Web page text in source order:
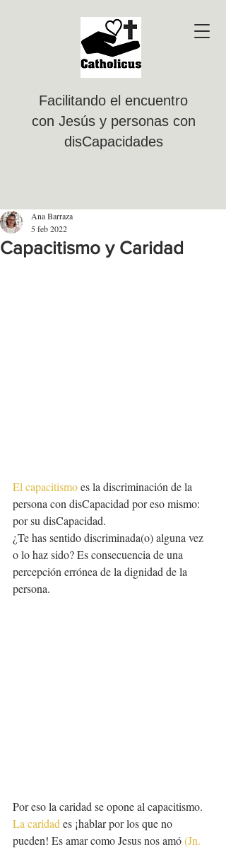
Facilitando el encuentro
con Jesús y personas con
disCapacidades
Capacitismo y Caridad
Ana Barraza
5 feb 2022
El capacitismo es la discriminación de la
persona con disCapacidad por eso mismo:
por su disCapacidad.
¿Te has sentido discriminada(o) alguna vez
o lo haz sido? Es consecuencia de una
percepción errónea de la dignidad de la
persona.
Por eso la caridad se opone al capacitismo.
La caridad es ¡hablar por los que no
pueden! Es amar como Jesus nos amó (Jn.